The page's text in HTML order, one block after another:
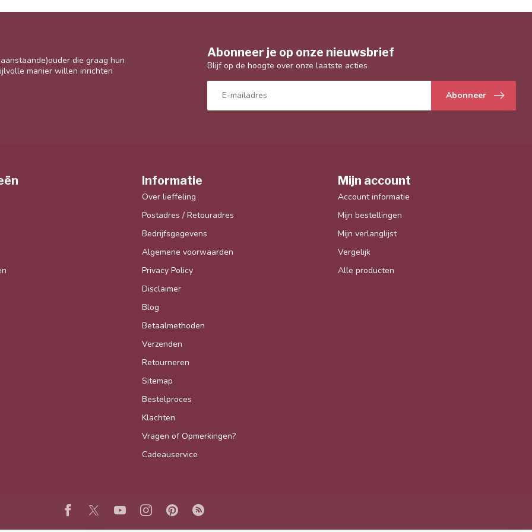
die graag hun
manier willen inrichten
Abonneer je op onze nieuwsbrief
Blijf op de hoogte over onze laatste acties
Abonneer
Informatie
Over lieffeling
Postadres / Retouradres
Bedrijfsgegevens
Algemene voorwaarden
Privacy Policy
Disclaimer
Blog
Betaalmethoden
Verzenden
Retourneren
Sitemap
Bestelproces
Klachten
Vragen of Opmerkingen?
Cadeauservice
Mijn account
Account informatie
Mijn bestellingen
Mijn verlanglijst
Vergelijk
Alle producten